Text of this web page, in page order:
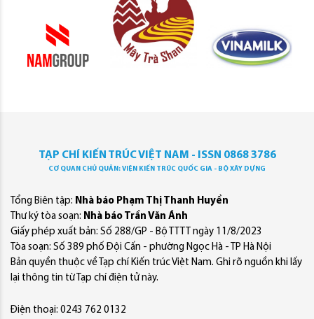
TẠP CHÍ KIẾN TRÚC VIỆT NAM - ISSN 0868 3786
CƠ QUAN CHỦ QUẢN: VIỆN KIẾN TRÚC QUỐC GIA - BỘ XÂY DỰNG
Tổng Biên tập: Nhà báo Phạm Thị Thanh Huyền
Thư ký tòa soạn: Nhà báo Trần Văn Ánh
Giấy phép xuất bản: Số 288/GP - Bộ TTTT ngày 11/8/2023
Tòa soạn: Số 389 phố Đội Cấn - phường Ngọc Hà - TP Hà Nội
Bản quyền thuộc về Tạp chí Kiến trúc Việt Nam. Ghi rõ nguồn khi lấy
lại thông tin từ Tạp chí điện tử này.
Điện thoại: 0243 762 0132